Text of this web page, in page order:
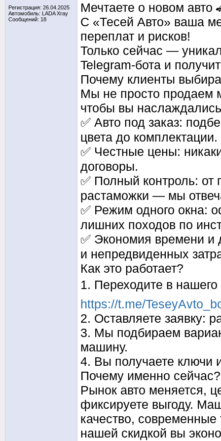
Регистрация: 26.04.2025
Автомобиль: LADA Xray
Сообщений: 18
Мечтаете о новом
С «Тесей Авто» ваша
переплат и рисков!
Только сейчас —
Telegram-бота и
Почему клиенты
Мы не просто продаем
чтобы вы
✅ Авто под заказ:
цвета до комплектации.
✅ Честные цены:
договоры.
✅ Полный контроль: от
растаможки — мы
✅ Режим одного окна:
лишних походов по
✅ Экономия времени и
и непредвиденных
Как это работает?
1. Переходите в
https://t.me/
2. Оставляете заявку:
3. Мы подбираем
машину.
4. Вы получаете ключи
Почему именно сейчас?
Рынок авто меняется,
фиксируете выгоду.
качество,
нашей скидкой вы